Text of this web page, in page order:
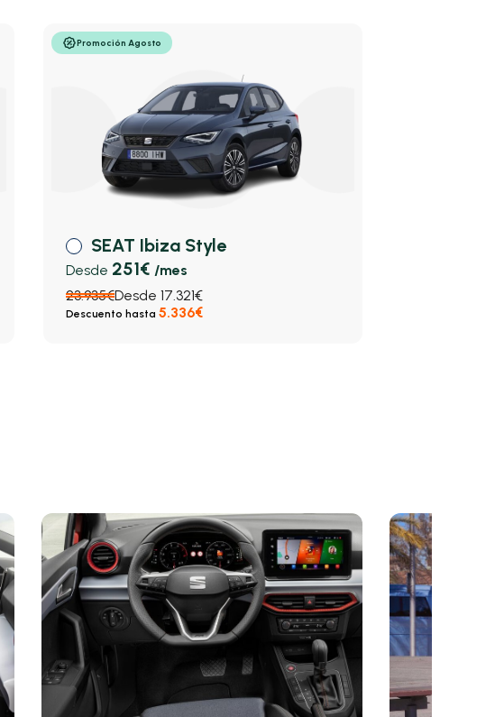
Promoción Agosto
SEAT Ibiza Style
Desde 251€ /mes
23.935€Desde 17.321€
Descuento hasta 5.336€